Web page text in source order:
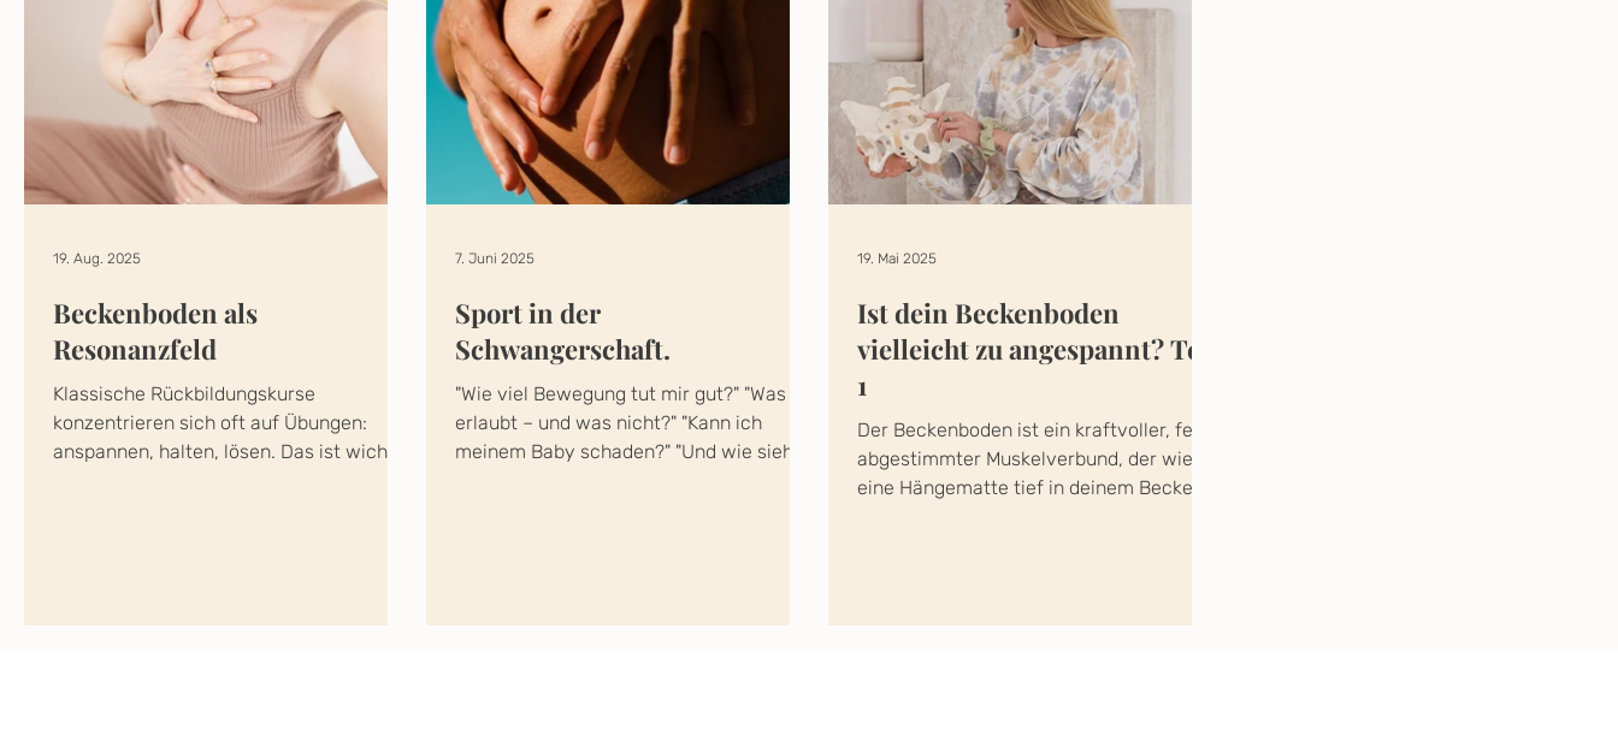
Beckenboden als
Resonanzfeld
Klassische Rückbildungskurse
konzentrieren sich oft auf Übungen:
anspannen, halten, lösen. Das ist wichtig
19. Aug. 2025
Sport in der
Schwangerschaft.
"Wie viel Bewegung tut mir gut?" "Was ist
erlaubt – und was nicht?" "Kann ich
meinem Baby schaden?" "Und wie sieht
7. Juni 2025
Ist dein Beckenboden
vielleicht zu angespannt? Teil
1
Der Beckenboden ist ein kraftvoller, fein
abgestimmter Muskelverbund, der wie
eine Hängematte tief in deinem Becken
19. Mai 2025